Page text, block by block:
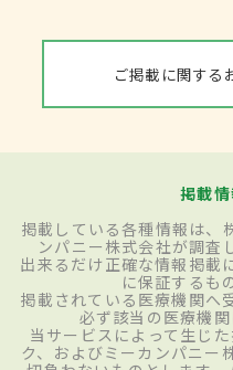
ご掲載に関する
掲載
掲載している各種情報は、
ンパニー株式会社が調査
出来るだけ正確な情報掲載
に保証するも
掲載されている医療機関へ
必ず該当の医療機関
当サービスによって生じ
ク、およびミーカンパニー